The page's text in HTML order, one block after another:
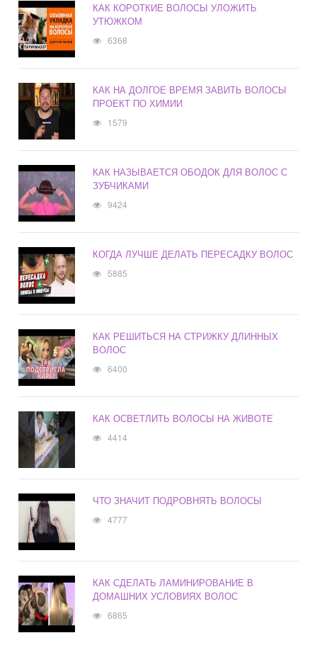
КАК КОРОТКИЕ ВОЛОСЫ УЛОЖИТЬ
УТЮЖКОМ
6368
КАК НА ДОЛГОЕ ВРЕМЯ ЗАВИТЬ ВОЛОСЫ
ПРОЕКТ ПО ХИМИИ
1579
КАК НАЗЫВАЕТСЯ ОБОДОК ДЛЯ ВОЛОС С
ЗУБЧИКАМИ
9424
КОГДА ЛУЧШЕ ДЕЛАТЬ ПЕРЕСАДКУ ВОЛОС
5885
КАК РЕШИТЬСЯ НА СТРИЖКУ ДЛИННЫХ
ВОЛОС
6400
КАК ОСВЕТЛИТЬ ВОЛОСЫ НА ЖИВОТЕ
4414
ЧТО ЗНАЧИТ ПОДРОВНЯТЬ ВОЛОСЫ
4777
КАК СДЕЛАТЬ ЛАМИНИРОВАНИЕ В
ДОМАШНИХ УСЛОВИЯХ ВОЛОС
6865